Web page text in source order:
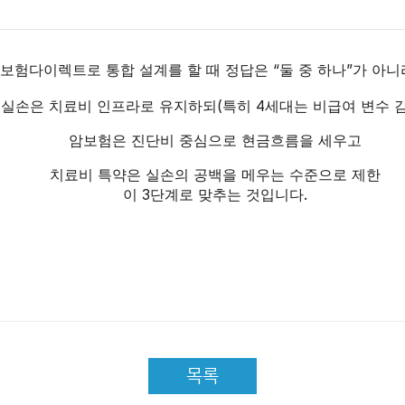
험다이렉트로 통합 설계를 할 때 정답은 “둘 중 하나”가 아니
실손은 치료비 인프라로 유지하되(특히 4세대는 비급여 변수
암보험은 진단비 중심으로 현금흐름을 세우고
치료비 특약은 실손의 공백을 메우는 수준으로 제한
이 3단계로 맞추는 것입니다.
목록